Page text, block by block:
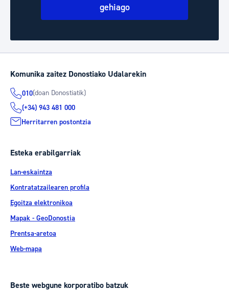
gehiago
Komunika zaitez Donostiako Udalarekin
010(doan Donostiatik)
(+34) 943 481 000
Herritarren postontzia
Esteka erabilgarriak
Lan-eskaintza
Kontratatzailearen profila
Egoitza elektronikoa
Mapak - GeoDonostia
Prentsa-aretoa
Web-mapa
Beste webgune korporatibo batzuk